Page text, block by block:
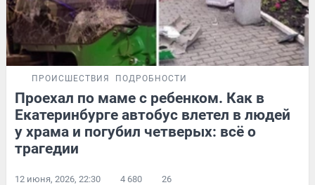
ПРОИСШЕСТВИЯ ПОДРОБНОСТИ
Проехал по маме с ребенком. Как в
Екатеринбурге автобус влетел в людей
у храма и погубил четверых: всё о
трагедии
12 июня, 2026, 22:30 4 680 26